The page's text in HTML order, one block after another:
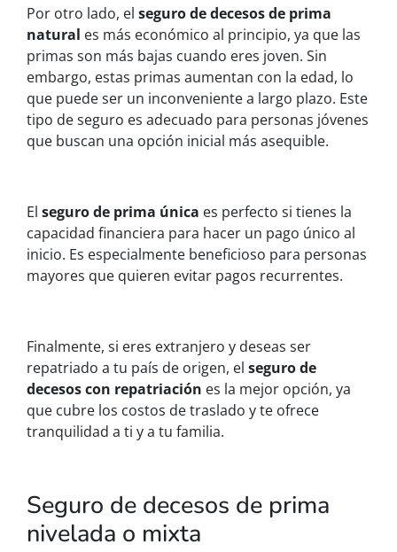
Por otro lado, el seguro de decesos de prima
natural es más económico al principio, ya que las
primas son más bajas cuando eres joven. Sin
embargo, estas primas aumentan con la edad, lo
que puede ser un inconveniente a largo plazo. Este
tipo de seguro es adecuado para personas jóvenes
que buscan una opción inicial más asequible.
El seguro de prima única es perfecto si tienes la
capacidad financiera para hacer un pago único al
inicio. Es especialmente beneficioso para personas
mayores que quieren evitar pagos recurrentes.
Finalmente, si eres extranjero y deseas ser
repatriado a tu país de origen, el seguro de
decesos con repatriación es la mejor opción, ya
que cubre los costos de traslado y te ofrece
tranquilidad a ti y a tu familia.
Seguro de decesos de prima
nivelada o mixta